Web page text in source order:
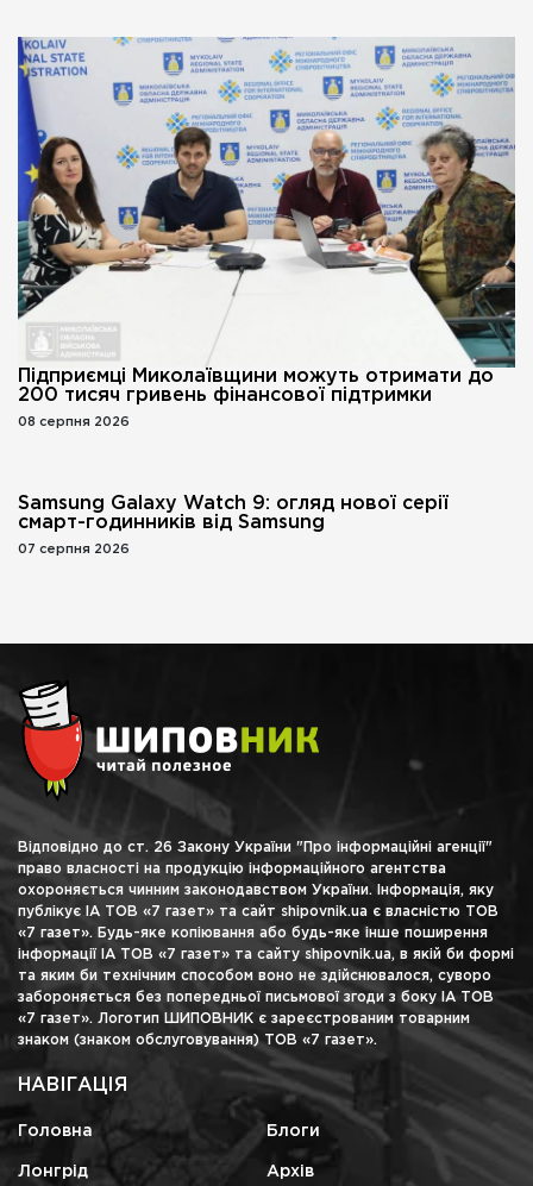
Підприємці Миколаївщини можуть отримати до
200 тисяч гривень фінансової підтримки
08 серпня 2026
Samsung Galaxy Watch 9: огляд нової серії
смарт-годинників від Samsung
07 серпня 2026
Відповідно до ст. 26 Закону України "Про інформаційні агенції"
право власності на продукцію інформаційного агентства
охороняється чинним законодавством України. Інформація, яку
публікує ІА ТОВ «7 газет» та сайт shipovnik.ua є власністю ТОВ
«7 газет». Будь-яке копіювання або будь-яке інше поширення
інформації ІА ТОВ «7 газет» та сайту shipovnik.ua, в якій би формі
та яким би технічним способом воно не здійснювалося, суворо
забороняється без попередньої письмової згоди з боку ІА ТОВ
«7 газет». Логотип ШИПОВНИК є зареєстрованим товарним
знаком (знаком обслуговування) ТОВ «7 газет».
НАВІГАЦІЯ
Головна Блоги
Лонгрід Архів